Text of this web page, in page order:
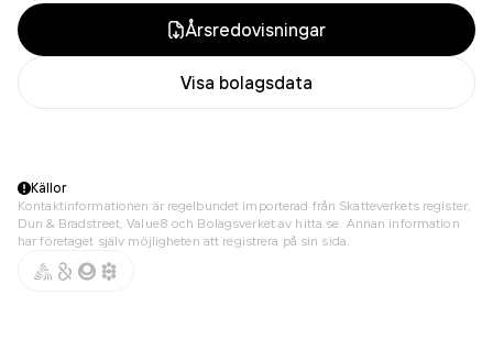
Årsredovisningar
Visa bolagsdata
Källor
Kontaktinformationen är regelbundet importerad från Skatteverkets register,
Dun & Bradstreet, Value8 och Bolagsverket av hitta.se. Annan information
har företaget själv möjligheten att registrera på sin sida.